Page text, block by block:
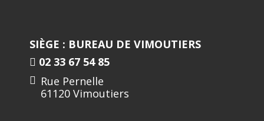
SIÈGE : BUREAU DE VIMOUTIERS
02 33 67 54 85
Rue Pernelle
61120 Vimoutiers